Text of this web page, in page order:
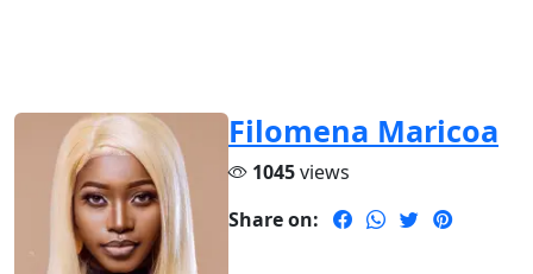
Filomena Maricoa
1045views
Share on: